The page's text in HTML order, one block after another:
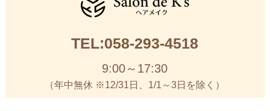
TEL:058-293-4518
9:00～17:30
（年中無休 ※12/31日、1/1～3日を除く）